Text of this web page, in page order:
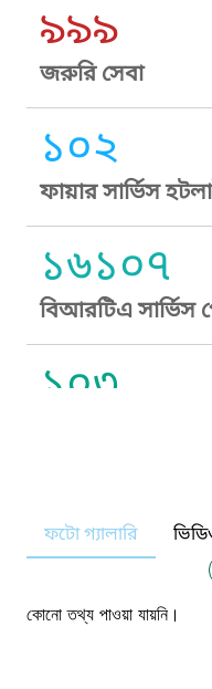
৯৯৯
জরুরি সেবা
১০২
ফায়ার সার্ভিস
১৬১০৭
বিআরটিএ সার্ভিস
১০৩
নারী ও শিশু
১০৬
ফটো গ্যালারি
কোনো তথ্য পাওয়া যায়নি।